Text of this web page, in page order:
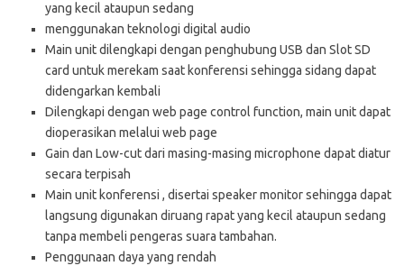
yang kecil ataupun sedang
menggunakan teknologi digital audio
Main unit dilengkapi dengan penghubung USB dan Slot SD
card untuk merekam saat konferensi sehingga sidang dapat
didengarkan kembali
Dilengkapi dengan web page control function, main unit dapat
dioperasikan melalui web page
Gain dan Low-cut dari masing-masing microphone dapat diatur
secara terpisah
Main unit konferensi , disertai speaker monitor sehingga dapat
langsung digunakan diruang rapat yang kecil ataupun sedang
tanpa membeli pengeras suara tambahan.
Penggunaan daya yang rendah